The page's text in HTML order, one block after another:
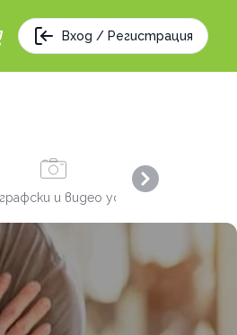
Вход / Регистрация
и видео услуги
Next slide